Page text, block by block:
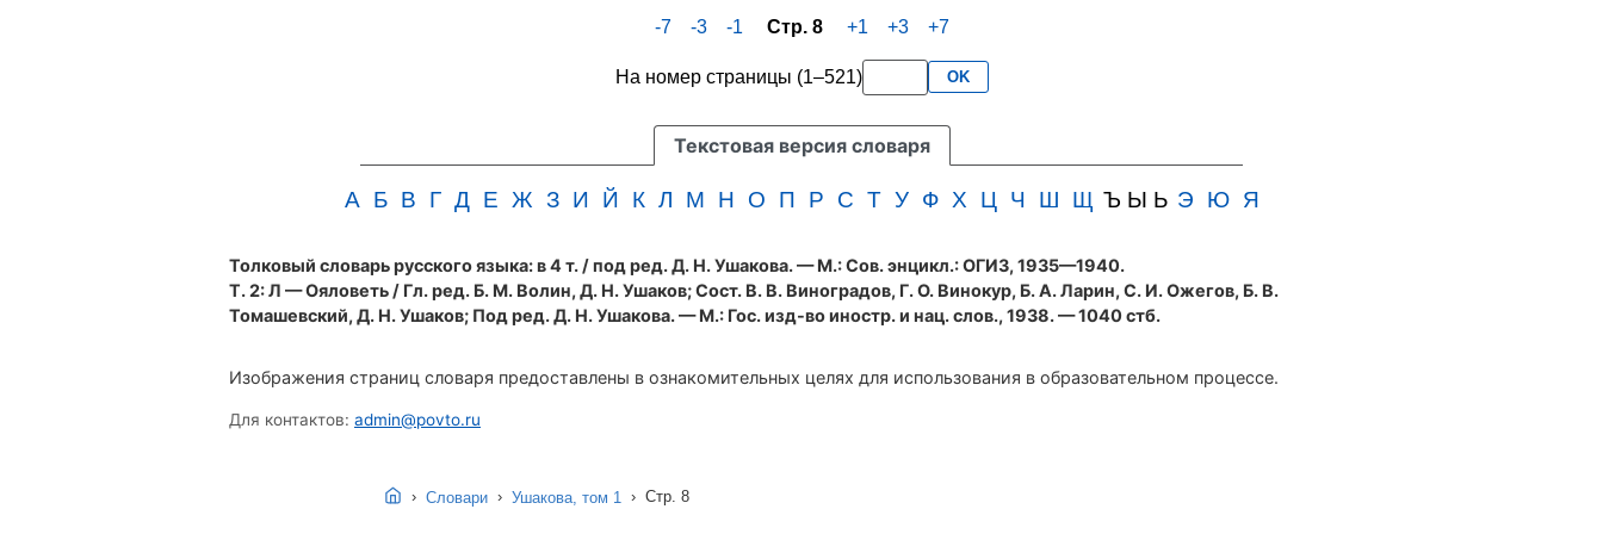
-7 -3 -1 Стр. 8 +1 +3 +7
На номер страницы (1–521) OK
Текстовая версия словаря
А Б В Г Д Е Ж З И Й К Л М Н О П Р С Т У Ф Х Ц Ч Ш Щ Ъ Ы Ь Э Ю Я
Толковый словарь русского языка: в 4 т. / под ред. Д. Н. Ушакова. — М.: Сов. энцикл.: ОГИЗ, 1935—1940.
Т. 2: Л — Ояловеть / Гл. ред. Б. М. Волин, Д. Н. Ушаков; Сост. В. В. Виноградов, Г. О. Винокур, Б. А. Ларин, С. И. Ожегов, Б. В.
Томашевский, Д. Н. Ушаков; Под ред. Д. Н. Ушакова. — М.: Гос. изд-во иностр. и нац. слов., 1938. — 1040 стб.
Изображения страниц словаря предоставлены в ознакомительных целях для использования в образовательном процессе.
Для контактов: admin@povto.ru
› Словари › Ушакова, том 1 › Стр. 8